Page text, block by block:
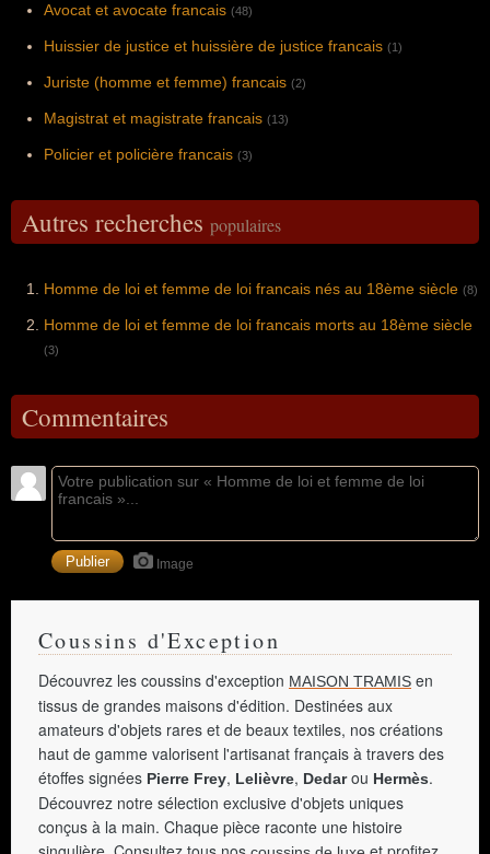
Avocat et avocate francais (48)
Huissier de justice et huissière de justice francais (1)
Juriste (homme et femme) francais (2)
Magistrat et magistrate francais (13)
Policier et policière francais (3)
Autres recherches populaires
Homme de loi et femme de loi francais nés au 18ème siècle (8)
Homme de loi et femme de loi francais morts au 18ème siècle
(3)
Commentaires
Image
Coussins d'Exception
Découvrez les coussins d'exception MAISON TRAMIS en
tissus de grandes maisons d'édition. Destinées aux
amateurs d'objets rares et de beaux textiles, nos créations
haut de gamme valorisent l'artisanat français à travers des
étoffes signées Pierre Frey, Lelièvre, Dedarou Hermès.
Découvrez notre sélection exclusive d'objets uniques
conçus à la main. Chaque pièce raconte une histoire